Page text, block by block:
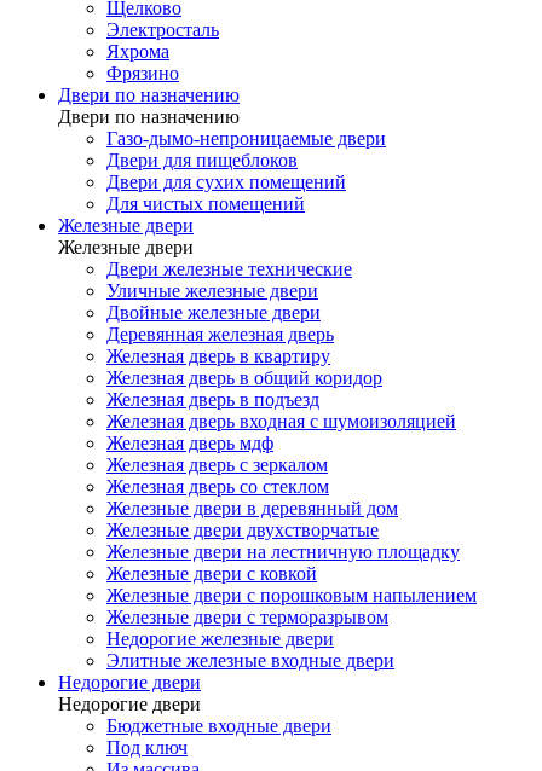
Щелково
Электросталь
Яхрома
Фрязино
Двери по назначению
Двери по назначению
Газо-дымо-непроницаемые двери
Двери для пищеблоков
Двери для сухих помещений
Для чистых помещений
Железные двери
Железные двери
Двери железные технические
Уличные железные двери
Двойные железные двери
Деревянная железная дверь
Железная дверь в квартиру
Железная дверь в общий коридор
Железная дверь в подъезд
Железная дверь входная с шумоизоляцией
Железная дверь мдф
Железная дверь с зеркалом
Железная дверь со стеклом
Железные двери в деревянный дом
Железные двери двухстворчатые
Железные двери на лестничную площадку
Железные двери с ковкой
Железные двери с порошковым напылением
Железные двери с терморазрывом
Недорогие железные двери
Элитные железные входные двери
Недорогие двери
Недорогие двери
Бюджетные входные двери
Под ключ